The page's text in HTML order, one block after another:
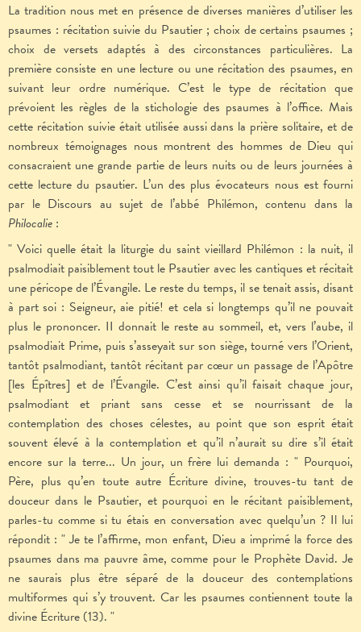
La tradition nous met en présence de diverses manières d’utiliser les
psaumes : récitation suivie du Psautier ; choix de certains psaumes ;
choix de versets adaptés à des circonstances particulières. La
première consiste en une lecture ou une récitation des psaumes, en
suivant leur ordre numérique. C’est le type de récitation que
prévoient les règles de la stichologie des psaumes à l’office. Mais
cette récitation suivie était utilisée aussi dans la prière solitaire, et de
nombreux témoignages nous montrent des hommes de Dieu qui
consacraient une grande partie de leurs nuits ou de leurs journées à
cette lecture du psautier. L’un des plus évocateurs nous est fourni
par le Discours au sujet de l’abbé Philémon, contenu dans la
Philocalie :
" Voici quelle était la liturgie du saint vieillard Philémon : la nuit, il
psalmodiait paisiblement tout le Psautier avec les cantiques et récitait
une péricope de l’Évangile. Le reste du temps, il se tenait assis, disant
à part soi : Seigneur, aie pitié! et cela si longtemps qu’il ne pouvait
plus le prononcer. II donnait le reste au sommeil, et, vers l’aube, il
psalmodiait Prime, puis s’asseyait sur son siège, tourné vers l’Orient,
tantôt psalmodiant, tantôt récitant par cœur un passage de l’Apôtre
[les Épîtres] et de l’Évangile. C’est ainsi qu’il faisait chaque jour,
psalmodiant et priant sans cesse et se nourrissant de la
contemplation des choses célestes, au point que son esprit était
souvent élevé à la contemplation et qu’il n’aurait su dire s’il était
encore sur la terre... Un jour, un frère lui demanda : " Pourquoi,
Père, plus qu’en toute autre Écriture divine, trouves-tu tant de
douceur dans le Psautier, et pourquoi en le récitant paisiblement,
parles-tu comme si tu étais en conversation avec quelqu’un ? Il lui
répondit : " Je te l’affirme, mon enfant, Dieu a imprimé la force des
psaumes dans ma pauvre âme, comme pour le Prophète David. Je
ne saurais plus être séparé de la douceur des contemplations
multiformes qui s’y trouvent. Car les psaumes contiennent toute la
divine Écriture (13). "